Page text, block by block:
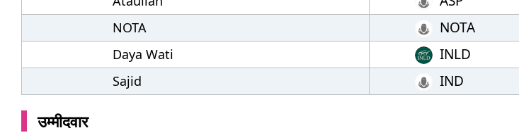
NOTA
NOTA
Daya Wati
INLD
Sajid
IND
उम्मीदवार